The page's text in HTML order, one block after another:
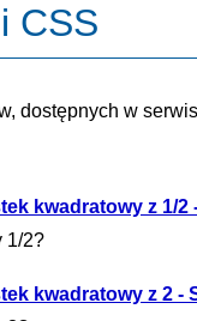
CSS
dostępnych w
kwadratowy z 1/2
1/2?
kwadratowy z 2 -